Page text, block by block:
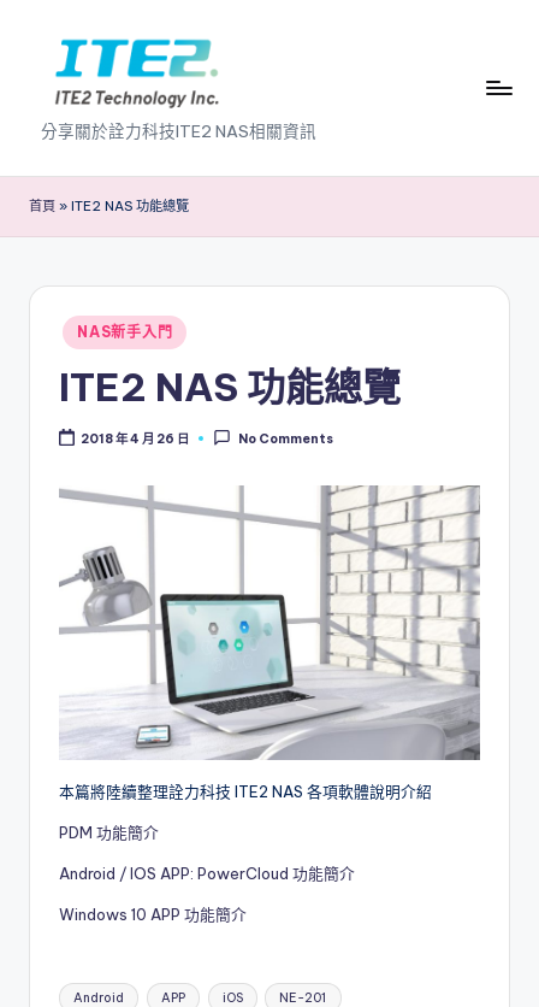
content
I
T
E
N
0
分享關於詮力科技ITE2 NAS相關資訊
首頁 » ITE2 NAS 功能總覽
Posted
in
NAS新手入門
ITE2 NAS 功能總覽
2018 年 4 月 26 日 No Comments
本篇將陸續整理詮力科技 ITE2 NAS 各項軟體說明介紹
PDM 功能簡介
Android / IOS APP: PowerCloud 功能簡介
Windows 10 APP 功能簡介
Tags:
Android APP iOS NE-201